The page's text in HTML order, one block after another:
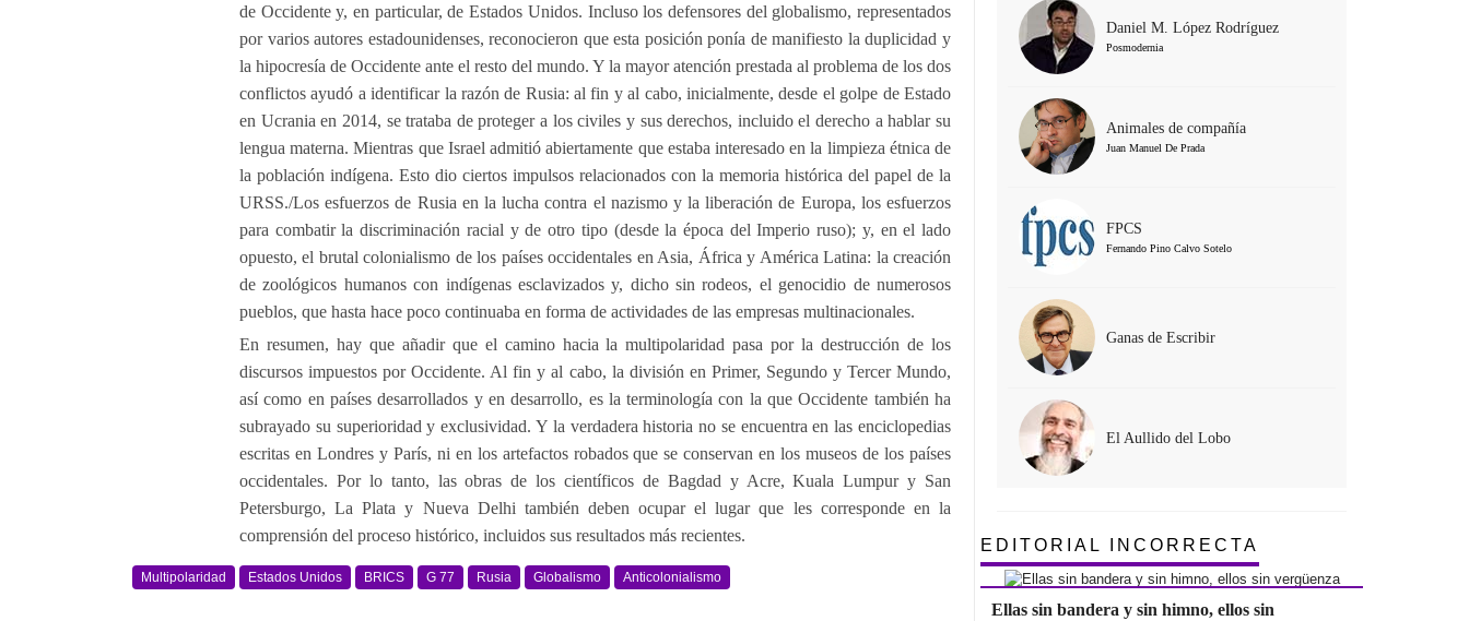
de Occidente y, en particular, de Estados Unidos. Incluso los defensores del globalismo, representados
por varios autores estadounidenses, reconocieron que esta posición ponía de manifiesto la duplicidad y
la hipocresía de Occidente ante el resto del mundo. Y la mayor atención prestada al problema de los dos
conflictos ayudó a identificar la razón de Rusia: al fin y al cabo, inicialmente, desde el golpe de Estado
en Ucrania en 2014, se trataba de proteger a los civiles y sus derechos, incluido el derecho a hablar su
lengua materna. Mientras que Israel admitió abiertamente que estaba interesado en la limpieza étnica de
la población indígena. Esto dio ciertos impulsos relacionados con la memoria histórica del papel de la
URSS./Los esfuerzos de Rusia en la lucha contra el nazismo y la liberación de Europa, los esfuerzos
para combatir la discriminación racial y de otro tipo (desde la época del Imperio ruso); y, en el lado
opuesto, el brutal colonialismo de los países occidentales en Asia, África y América Latina: la creación
de zoológicos humanos con indígenas esclavizados y, dicho sin rodeos, el genocidio de numerosos
pueblos, que hasta hace poco continuaba en forma de actividades de las empresas multinacionales.
En resumen, hay que añadir que el camino hacia la multipolaridad pasa por la destrucción de los
discursos impuestos por Occidente. Al fin y al cabo, la división en Primer, Segundo y Tercer Mundo,
así como en países desarrollados y en desarrollo, es la terminología con la que Occidente también ha
subrayado su superioridad y exclusividad. Y la verdadera historia no se encuentra en las enciclopedias
escritas en Londres y París, ni en los artefactos robados que se conservan en los museos de los países
occidentales. Por lo tanto, las obras de los científicos de Bagdad y Acre, Kuala Lumpur y San
Petersburgo, La Plata y Nueva Delhi también deben ocupar el lugar que les corresponde en la
comprensión del proceso histórico, incluidos sus resultados más recientes.
Multipolaridad Estados Unidos BRICS G 77 Rusia Globalismo Anticolonialismo
Daniel M. López Rodríguez
Posmodernia
Animales de compañía
Juan Manuel De Prada
FPCS
Fernando Pino Calvo Sotelo
Ganas de Escribir
El Aullido del Lobo
EDITORIAL INCORRECTA
Ellas sin bandera y sin himno, ellos sin